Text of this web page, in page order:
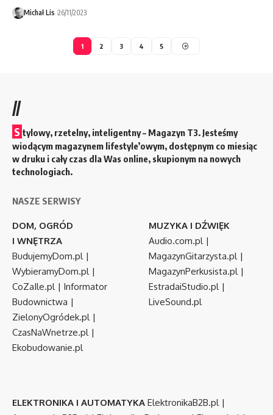
Michał Lis 26/11/2023
1 2 3 4 5
//
S tylowy, rzetelny, inteligentny – Magazyn T3. Jesteśmy
wiodącym magazynem lifestyle’owym, dostępnym co miesiąc
w druku i cały czas dla Was online, skupionym na nowych
technologiach.
NASZE SERWISY
DOM, OGRÓD
I WNĘTRZA
BudujemyDom.pl|
WybieramyDom.pl|
CoZaIle.pl| Informator
Budownictwa |
ZielonyOgródek.pl|
CzasNaWnetrze.pl|
Ekobudowanie.pl
MUZYKA I DŹWIĘK
Audio.com.pl|
MagazynGitarzysta.pl|
MagazynPerkusista.pl|
EstradaiStudio.pl|
LiveSound.pl
ELEKTRONIKA I AUTOMATYKA ElektronikaB2B.pl|